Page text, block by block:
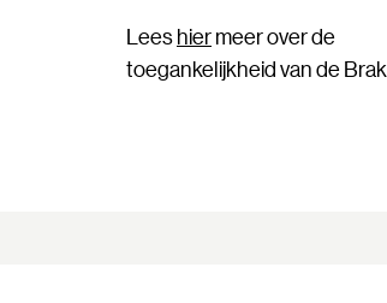
Leeshiermeer over de
toegankelijkheid van de